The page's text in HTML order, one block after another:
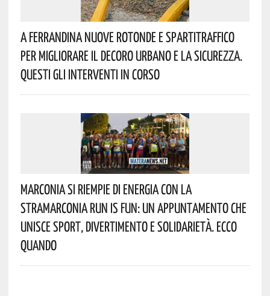
A Ferrandina Nuove Rotonde E Spartitraffico
Per Migliorare Il Decoro Urbano E La Sicurezza.
Questi Gli Interventi In Corso
Marconia Si Riempie Di Energia Con La
StraMarconia Run Is Fun: Un Appuntamento Che
Unisce Sport, Divertimento E Solidarietà. Ecco
Quando